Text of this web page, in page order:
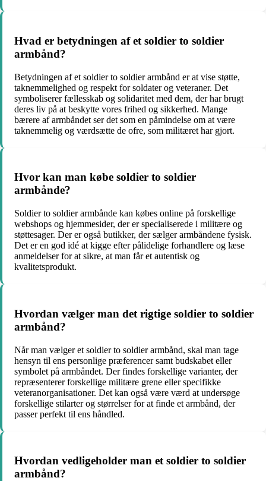
Hvad er betydningen af et soldier to soldier
armbånd?
Betydningen af et soldier to soldier armbånd er at vise støtte,
taknemmelighed og respekt for soldater og veteraner. Det
symboliserer fællesskab og solidaritet med dem, der har brugt
deres liv på at beskytte vores frihed og sikkerhed. Mange
bærere af armbåndet ser det som en påmindelse om at være
taknemmelig og værdsætte de ofre, som militæret har gjort.
Hvor kan man købe soldier to soldier
armbånde?
Soldier to soldier armbånde kan købes online på forskellige
webshops og hjemmesider, der er specialiserede i militære og
støttesager. Der er også butikker, der sælger armbåndene fysisk.
Det er en god idé at kigge efter pålidelige forhandlere og læse
anmeldelser for at sikre, at man får et autentisk og
kvalitetsprodukt.
Hvordan vælger man det rigtige soldier to soldier
armbånd?
Når man vælger et soldier to soldier armbånd, skal man tage
hensyn til ens personlige præferencer samt budskabet eller
symbolet på armbåndet. Der findes forskellige varianter, der
repræsenterer forskellige militære grene eller specifikke
veteranorganisationer. Det kan også være værd at undersøge
forskellige stilarter og størrelser for at finde et armbånd, der
passer perfekt til ens håndled.
Hvordan vedligeholder man et soldier to soldier
armbånd?